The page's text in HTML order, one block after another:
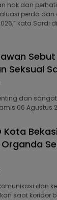
hak dan
perda
kata
Seksual
dan
06 Agustus
Kota
dan
saat koridor